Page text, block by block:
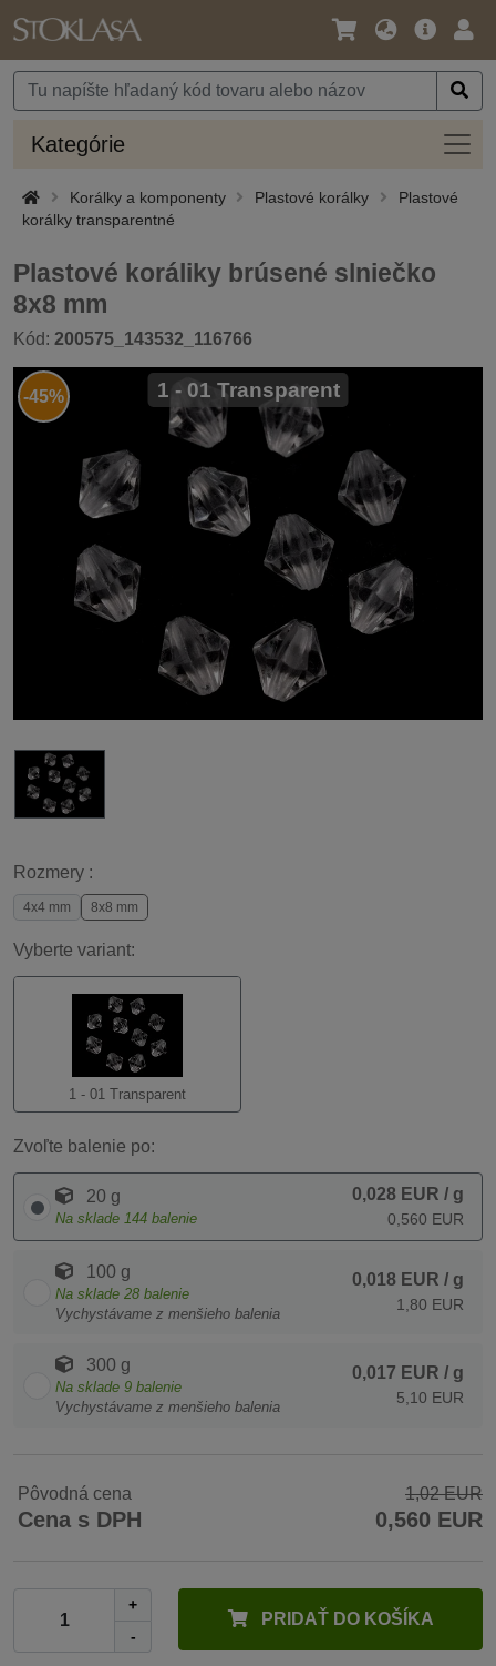
Jazyk
Mena
Hlavná
Kategórie
Korálky a komponenty Plastové korálky
Plastové
korálky transparentné
Plastové koráliky brúsené slniečko
8x8 mm
Kód: 200575_143532_116766
-45% 1 - 01 Transparent
Rozmery :
4x4 mm 8x8 mm
Vyberte variant:
1 - 01 Transparent
Zvoľte balenie po:
20 g
Na sklade 144 balenie
0,028 EUR / g
0,560 EUR
100 g
Na sklade 28 balenie
Vychystávame z menšieho balenia
0,018 EUR / g
1,80 EUR
300 g
Na sklade 9 balenie
Vychystávame z menšieho balenia
0,017 EUR / g
5,10 EUR
Pôvodná cena 1,02 EUR
Cena s DPH 0,560 EUR
+
-
PRIDAŤ DO KOŠÍKA